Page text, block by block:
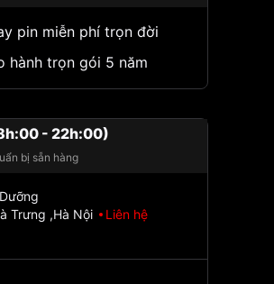
pin miễn phí trọn đời
hành trọn gói 5 năm
- 22h:00)
bị sẵn hàng
Trưng ,Hà Nội
Liên hệ